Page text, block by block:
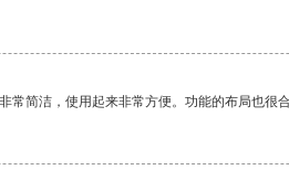
常简洁，使用起来非常方便。功能的布局也很